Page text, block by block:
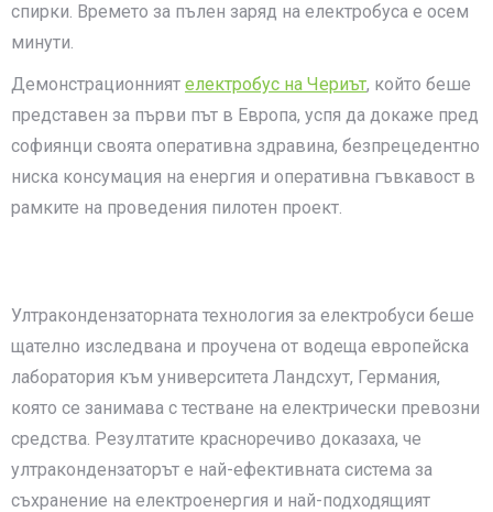
спирки. Времето за пълен заряд на електробуса е осем
минути.
Демонстрационният електробус на Чериът, който беше
представен за първи път в Европа, успя да докаже пред
софиянци своята оперативна здравина, безпрецедентно
ниска консумация на енергия и оперативна гъвкавост в
рамките на проведения пилотен проект.
Ултракондензаторната технология за електробуси беше
щателно изследвана и проучена от водеща европейска
лаборатория към университета Ландсхут, Германия,
която се занимава с тестване на електрически превозни
средства. Резултатите красноречиво доказаха, че
ултракондензаторът е най-ефективната система за
съхранение на електроенергия и най-подходящият